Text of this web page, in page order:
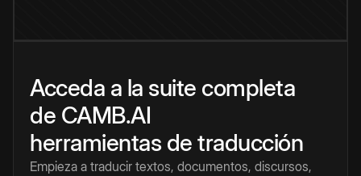
Acceda a la suite completa
de CAMB.AI
herramientas de traducción
Empieza a traducir textos, documentos, discursos,